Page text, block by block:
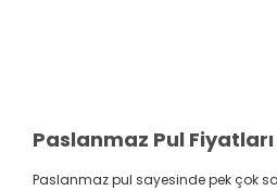
Paslanmaz Pul Fiyatları
Paslanmaz pul sayesinde pek çok